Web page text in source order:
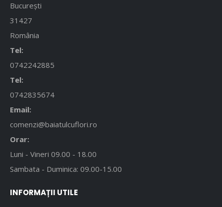
București
31427
România
Tel:
0742242885
Tel:
0742835674
Email:
comenzi@baiatulcuflori.ro
Orar:
Luni - Vineri 09.00 - 18.00
Sambata - Duminica: 09.00-15.00
INFORMAȚII UTILE